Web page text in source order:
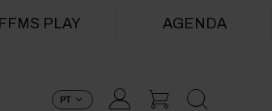
FFMS PLAY AGENDA
PT